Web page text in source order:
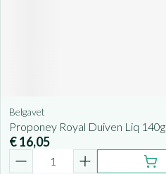
Belgavet
Proponey Royal Duiven Liq 140g
€ 16,05